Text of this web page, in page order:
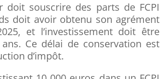
doit souscrire des parts de FCPI
doit avoir obtenu son agrément
et l’investissement doit être
Ce délai de conservation est
d’impôt.